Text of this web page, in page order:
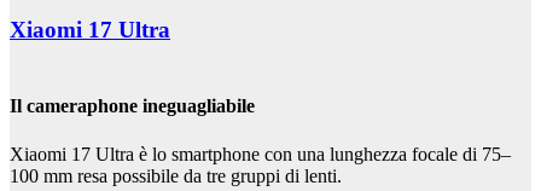
Xiaomi 17 Ultra
Il cameraphone ineguagliabile
Xiaomi 17 Ultra è lo smartphone con una lunghezza focale di 75–
100 mm resa possibile da tre gruppi di lenti.